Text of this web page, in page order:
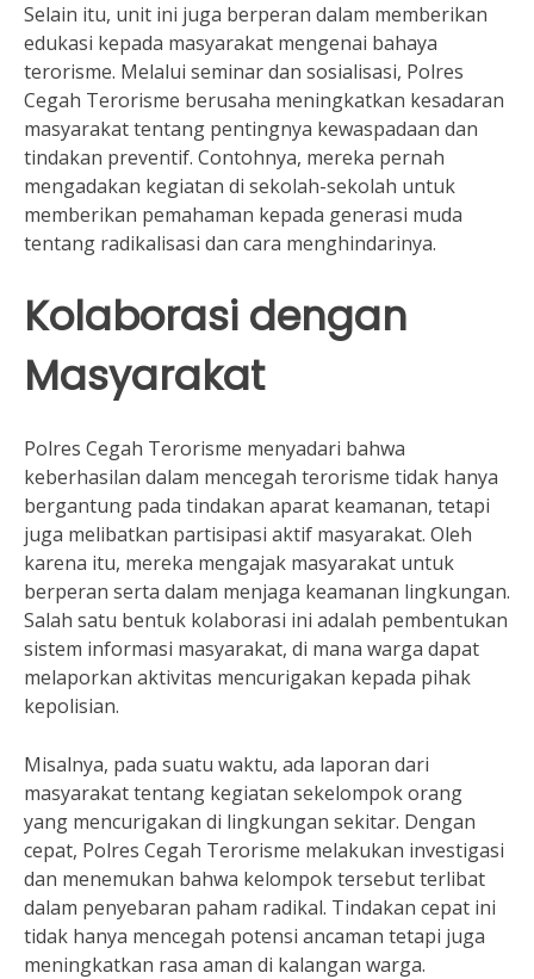
Selain itu, unit ini juga berperan dalam memberikan
edukasi kepada masyarakat mengenai bahaya
terorisme. Melalui seminar dan sosialisasi, Polres
Cegah Terorisme berusaha meningkatkan kesadaran
masyarakat tentang pentingnya kewaspadaan dan
tindakan preventif. Contohnya, mereka pernah
mengadakan kegiatan di sekolah-sekolah untuk
memberikan pemahaman kepada generasi muda
tentang radikalisasi dan cara menghindarinya.
Kolaborasi dengan
Masyarakat
Polres Cegah Terorisme menyadari bahwa
keberhasilan dalam mencegah terorisme tidak hanya
bergantung pada tindakan aparat keamanan, tetapi
juga melibatkan partisipasi aktif masyarakat. Oleh
karena itu, mereka mengajak masyarakat untuk
berperan serta dalam menjaga keamanan lingkungan.
Salah satu bentuk kolaborasi ini adalah pembentukan
sistem informasi masyarakat, di mana warga dapat
melaporkan aktivitas mencurigakan kepada pihak
kepolisian.
Misalnya, pada suatu waktu, ada laporan dari
masyarakat tentang kegiatan sekelompok orang
yang mencurigakan di lingkungan sekitar. Dengan
cepat, Polres Cegah Terorisme melakukan investigasi
dan menemukan bahwa kelompok tersebut terlibat
dalam penyebaran paham radikal. Tindakan cepat ini
tidak hanya mencegah potensi ancaman tetapi juga
meningkatkan rasa aman di kalangan warga.